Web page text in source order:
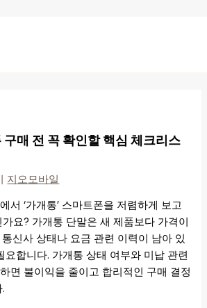
매 전 꼭 확인할 핵심 체크리스
지오모바일
서 ‘가개통’ 스마트폰을 저렴하게 보고
요? 가개통 단말은 새 제품보다 가격이
신사 상태나 요금 관련 이력이 남아 있
요합니다. 가개통 상태 여부와 미납 관련
면 불이익을 줄이고 합리적인 구매 결정